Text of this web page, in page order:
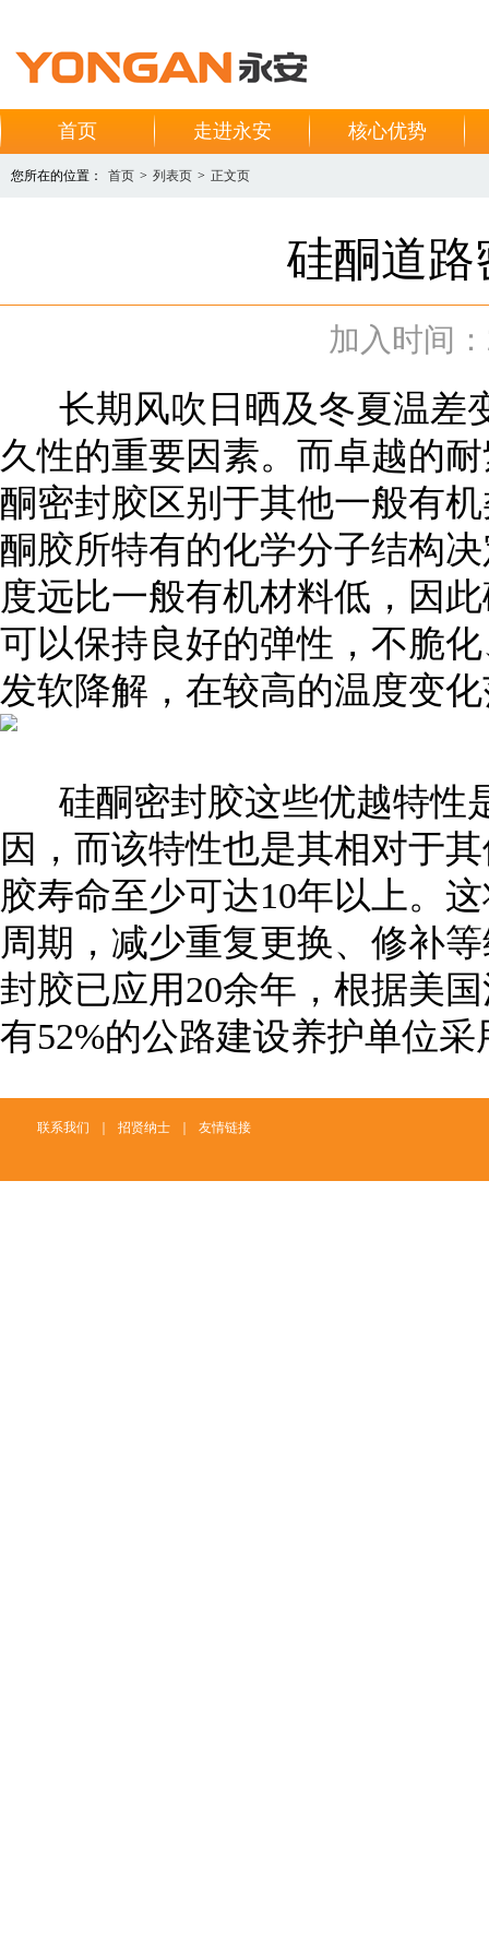
首页 走进永安 核心优势
您所在的位置： 首页 > 列表页 > 正文页
硅酮道
加入时间
长期风吹日晒及冬夏温差
久性的重要因素。而卓越的
酮密封胶区别于其他一般有
酮胶所特有的化学分子结构
度远比一般有机材料低，因
可以保持良好的弹性，不脆
发软降解，在较高的温度变
硅酮密封胶这些优越特性
因，而该特性也是其相对于
胶寿命至少可达10年以上。
周期，减少重复更换、修补
封胶已应用20余年，根据美
有52%的公路建设养护单位
联系我们 招贤纳士 友情链接